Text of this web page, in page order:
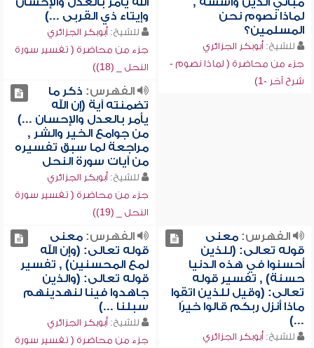
لماذا نصوم نحن
المسلمين؟
للشيخ: أبوبكر الجزائري
جزء من محاضرة ( لماذا نصوم -
شرح آخر -1)
وإيتاء ذي القربى ...)
للشيخ: أبوبكر الجزائري
جزء من محاضرة ( تفسير سورة
النحل _ (18))
الفهرس: ذكر ما
تضمنته آية (إن الله
يأمر بالعدل والإحسان ...)
من جوامع الخير والشر ,
مراجعة لما سبق تفسيره
من آيات سورة النحل
للشيخ: أبوبكر الجزائري
جزء من محاضرة ( تفسير سورة
النحل _ (19))
الفهرس:معنى
قوله تعالى: (للذين
أحسنوا في هذه الدنيا
حسنة) , تفسير قوله
تعالى: (وقيل للذين اتقوا
ماذا أنزل ربكم قالوا خيرًا
...)
للشيخ: أبوبكر الجزائري
الفهرس:معنى
قوله تعالى: (وإن الله
لمع المحسنين) , تفسير
قوله تعالى: (والذين
جاهدوا فينا لنهدينهم
سبلنا ...)
للشيخ: أبوبكر الجزائري
جزء من محاضرة ( تفسير سورة